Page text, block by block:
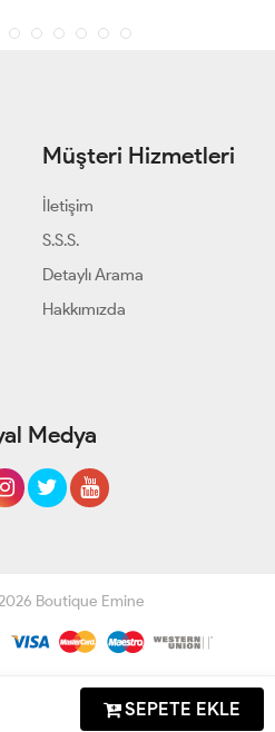
SEPETE EKLE
Müşteri Hizmetleri
İletişim
S.S.S.
Detaylı Arama
Hakkımızda
Medya
Boutique Emine
by innovation
Sipariş Takibi İletişim